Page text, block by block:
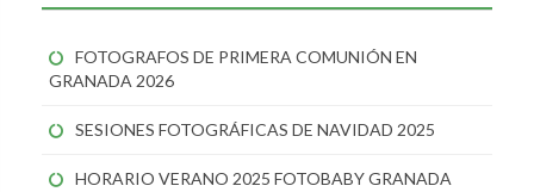
FOTOGRAFOS DE PRIMERA COMUNIÓN EN
GRANADA 2026
SESIONES FOTOGRÁFICAS DE NAVIDAD 2025
HORARIO VERANO 2025 FOTOBABY GRANADA